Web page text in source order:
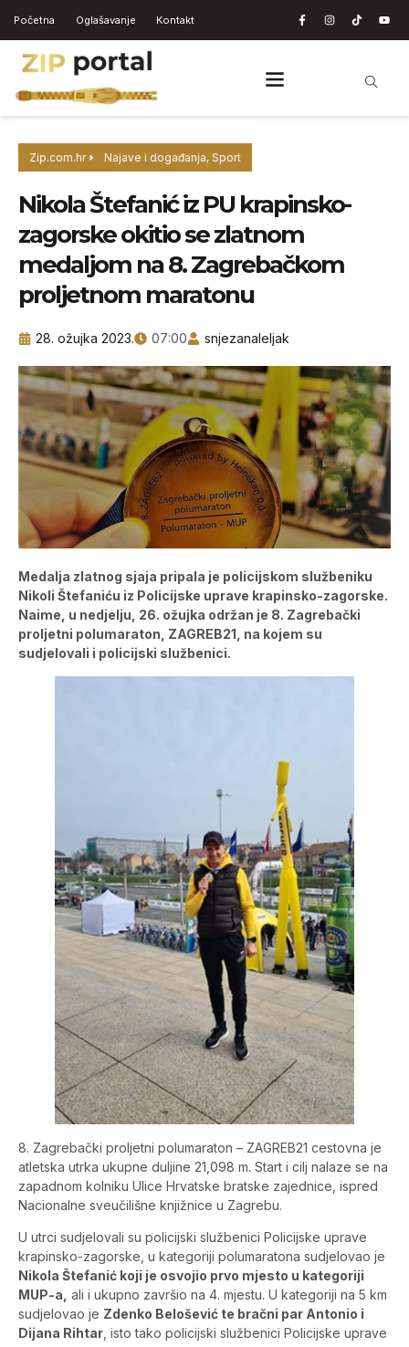
Početna Oglašavanje Kontakt
Zip.com.hr Najave i događanja, Sport
Nikola Štefanić iz PU krapinsko-
zagorske okitio se zlatnom
medaljom na 8. Zagrebačkom
proljetnom maratonu
28. ožujka 2023. 07:00 snjezanaleljak
Medalja zlatnog sjaja pripala je policijskom službeniku
Nikoli Štefaniću iz Policijske uprave krapinsko-zagorske.
Naime, u nedjelju, 26. ožujka održan je 8. Zagrebački
proljetni polumaraton, ZAGREB21, na kojem su
sudjelovali i policijski službenici.
8. Zagrebački proljetni polumaraton – ZAGREB21 cestovna je
atletska utrka ukupne duljine 21,098 m. Start i cilj nalaze se na
zapadnom kolniku Ulice Hrvatske bratske zajednice, ispred
Nacionalne sveučilišne knjižnice u Zagrebu.
U utrci sudjelovali su policijski službenici Policijske uprave
krapinsko-zagorske, u kategoriji polumaratona sudjelovao je
Nikola Štefanić koji je osvojio prvo mjesto u kategoriji
MUP-a, ali i ukupno završio na 4. mjestu. U kategoriji na 5 km
sudjelovao je Zdenko Belošević te bračni par Antonio i
Dijana Rihtar , isto tako policijski službenici Policijske uprave